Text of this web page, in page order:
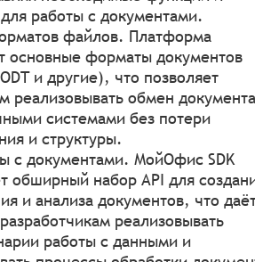
работы с документами.
файлов. Платформа
основные форматы документов
и другие), что позволяет
реализовывать обмен
системами без потери
и структуры.
с документами. МойОфис SDK
обширный набор API для
и анализа документов, что
реализовывать
работы с данными и